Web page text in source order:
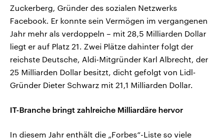
Zuckerberg, Gründer des sozialen Netzwerks
Facebook. Er konnte sein Vermögen im vergangenen
Jahr mehr als verdoppeln – mit 28,5 Milliarden Dollar
liegt er auf Platz 21. Zwei Plätze dahinter folgt der
reichste Deutsche, Aldi-Mitgründer Karl Albrecht, der
25 Milliarden Dollar besitzt, dicht gefolgt von Lidl-
Gründer Dieter Schwarz mit 21,1 Milliarden Dollar.
IT-Branche bringt zahlreiche Milliardäre hervor
In diesem Jahr enthält die „Forbes“-Liste so viele